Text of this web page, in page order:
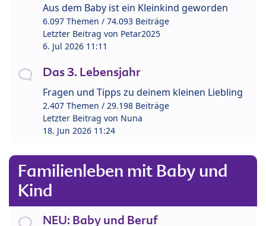
Aus dem Baby ist ein Kleinkind geworden
6.097 Themen / 74.093 Beiträge
Letzter Beitrag von Petar2025
6. Jul 2026 11:11
Das 3. Lebensjahr
Fragen und Tipps zu deinem kleinen Liebling
2.407 Themen / 29.198 Beiträge
Letzter Beitrag von Nuna
18. Jun 2026 11:24
Familienleben mit Baby und
Kind
NEU: Baby und Beruf